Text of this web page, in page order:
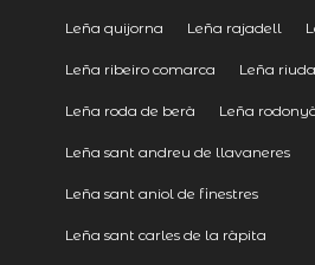
Leña quijorna Leña rajadell
Leña ribeiro comarca Leña
Leña roda de berà Leña
Leña sant andreu de llavaneres
Leña sant aniol de finestres
Leña sant carles de la ràpita